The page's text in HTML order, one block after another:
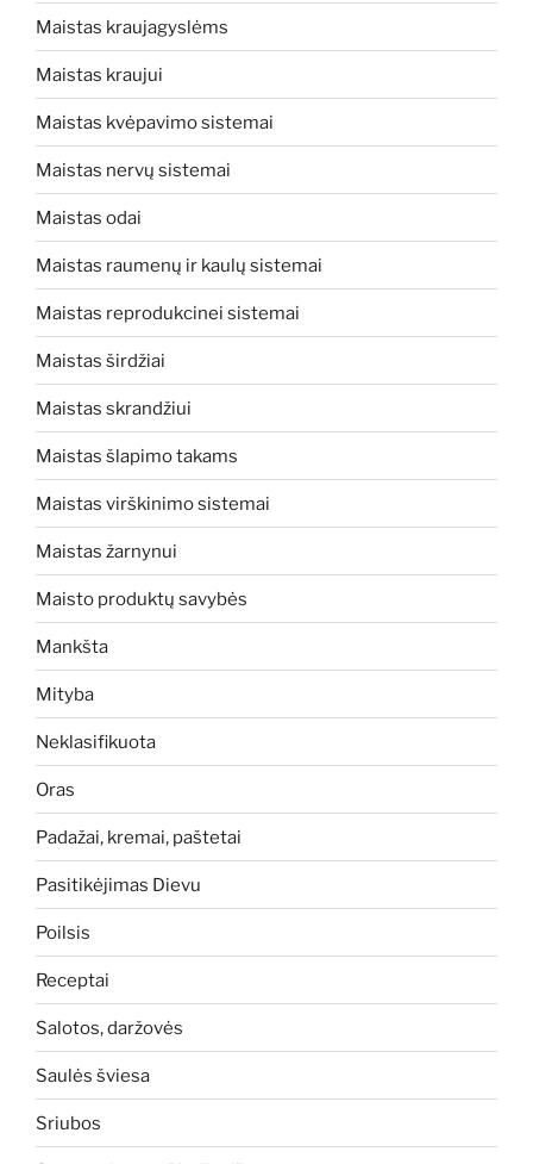
Maistas kraujagyslėms
Maistas kraujui
Maistas kvėpavimo sistemai
Maistas nervų sistemai
Maistas odai
Maistas raumenų ir kaulų sistemai
Maistas reprodukcinei sistemai
Maistas širdžiai
Maistas skrandžiui
Maistas šlapimo takams
Maistas virškinimo sistemai
Maistas žarnynui
Maisto produktų savybės
Mankšta
Mityba
Neklasifikuota
Oras
Padažai, kremai, paštetai
Pasitikėjimas Dievu
Poilsis
Receptai
Salotos, daržovės
Saulės šviesa
Sriubos